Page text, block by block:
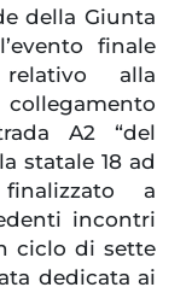
della Giunta
finale
alla
A2 “del
statale 18 ad
a
incontri
ciclo di sette
dedicata ai